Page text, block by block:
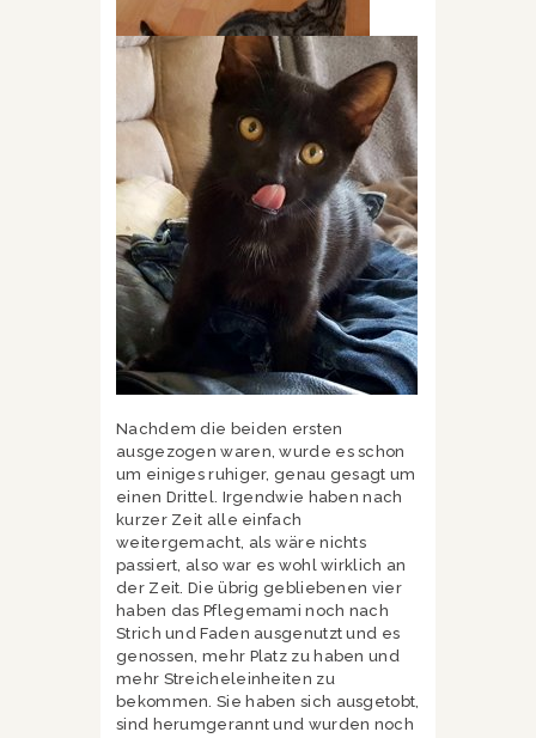
Nachdem die beiden ersten
ausgezogen waren, wurde es schon
um einiges ruhiger, genau gesagt um
einen Drittel. Irgendwie haben nach
kurzer Zeit alle einfach
weitergemacht, als wäre nichts
passiert, also war es wohl wirklich an
der Zeit. Die übrig gebliebenen vier
haben das Pflegemami noch nach
Strich und Faden ausgenutzt und es
genossen, mehr Platz zu haben und
mehr Streicheleinheiten zu
bekommen. Sie haben sich ausgetobt,
sind herumgerannt und wurden noch